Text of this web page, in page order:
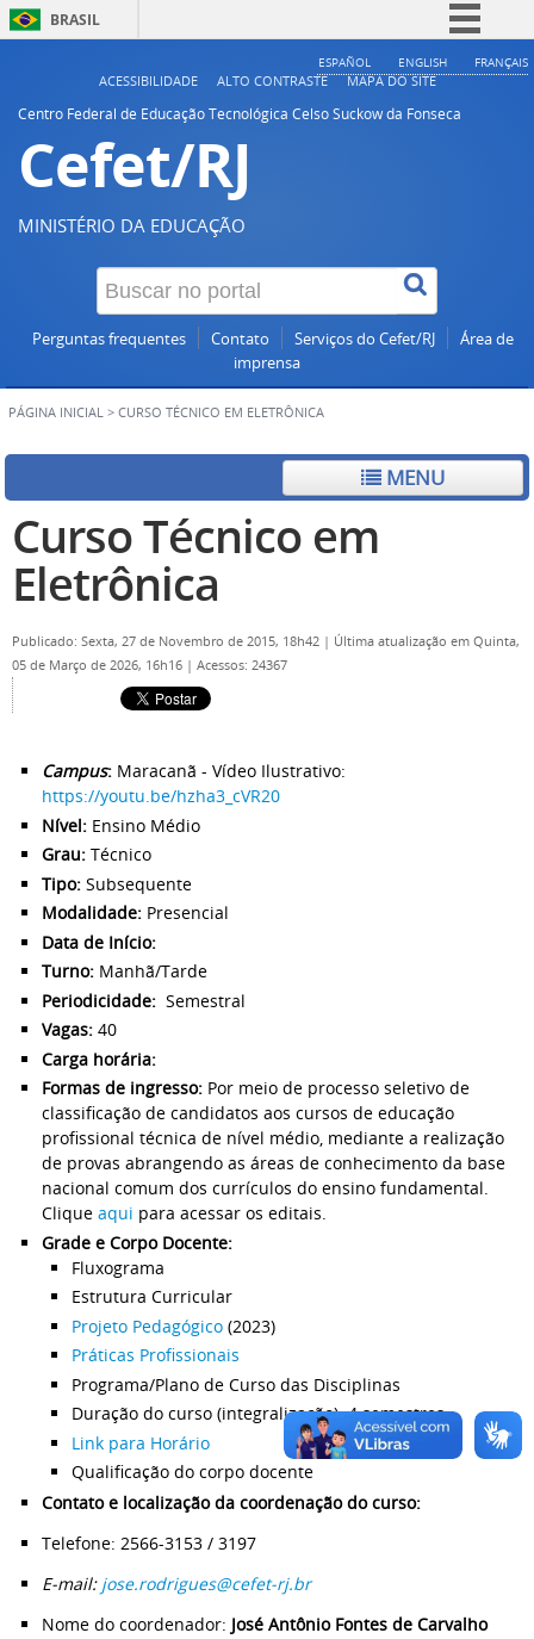
BRASIL
Simplifique!
ESPAÑOL ENGLISH FRANÇAIS
ACESSIBILIDADE ALTO CONTRASTE
MAPA DO SITE
Centro Federal de Educação Tecnológica Celso Suckow da Fonseca
Cefet/RJ
MINISTÉRIO DA EDUCAÇÃO
Perguntas frequentes Contato Serviços do Cefet/RJ
Área de
imprensa
PÁGINA INICIAL > CURSO TÉCNICO EM ELETRÔNICA
MENU
Curso Técnico em
Eletrônica
Publicado: Sexta, 27 de Novembro de 2015, 18h42 | Última atualização em Quinta,
05 de Março de 2026, 16h16 | Acessos: 24367
Campus: Maracanã - Vídeo Ilustrativo:
https://youtu.be/hzha3_cVR20
Nível: Ensino Médio
Grau: Técnico
Tipo: Subsequente
Modalidade: Presencial
Data de Início:
Turno: Manhã/Tarde
Periodicidade: Semestral
Vagas: 40
Carga horária:
Formas de ingresso: Por meio de processo seletivo de
classificação de candidatos aos cursos de educação
profissional técnica de nível médio, mediante a realização
de provas abrangendo as áreas de conhecimento da base
nacional comum dos currículos do ensino fundamental.
Clique aqui para acessar os editais.
Grade e Corpo Docente:
Fluxograma
Estrutura Curricular
Projeto Pedagógico (2023)
Práticas Profissionais
Programa/Plano de Curso das Disciplinas
Duração do curso (integralização): 4 semestres
Link para Horário
Qualificação do corpo docente
Contato e localização da coordenação do curso:
Telefone: 2566-3153 / 3197
E-mail: jose.rodrigues@cefet-rj.br
Nome do coordenador: José Antônio Fontes de Carvalho